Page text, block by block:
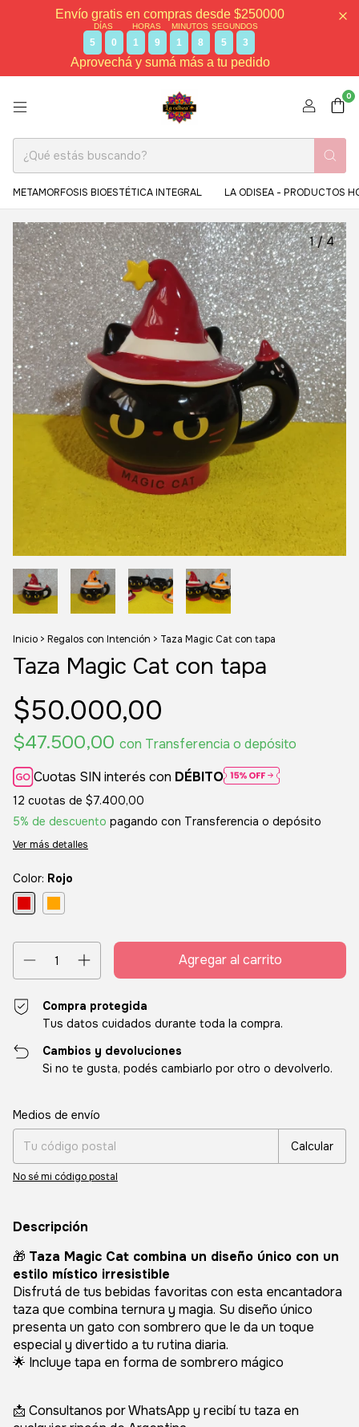
Envío gratis en compras desde $250000
DÍAS
5 0
HORAS
1 9
MINUTOS
1 8
SEGUNDOS
5 3
Aprovechá y sumá más a tu pedido
0
METAMORFOSIS BIOESTÉTICA INTEGRAL LA ODISEA - PRODUCTOS
1/4
Inicio > Regalos con Intención > Taza Magic Cat con tapa
Taza Magic Cat con tapa
$50.000,00
$47.500,00 con Transferencia o depósito
Cuotas SIN interés con DÉBITO
12 cuotas de $7.400,00
5% de descuento pagando con Transferencia o depósito
Ver más detalles
Color: Rojo
Compra protegida
Tus datos cuidados durante toda la compra.
Cambios y devoluciones
Si no te gusta, podés cambiarlo por otro o devolverlo.
Entregas para el CP:
Medios de envío
Calcular
No sé mi código postal
Descripción
🎁 Taza Magic Cat combina un diseño único con un
estilo místico irresistible
Disfrutá de tus bebidas favoritas con esta encantadora
taza que combina ternura y magia. Su diseño único
presenta un gato con sombrero que le da un toque
especial y divertido a tu rutina diaria.
🌟 Incluye tapa en forma de sombrero mágico
📩 Consultanos por WhatsApp y recibí tu taza en